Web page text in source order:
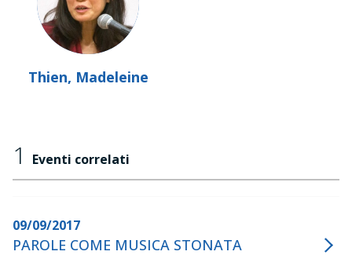
Thien, Madeleine
1 Eventi correlati
09/09/2017
PAROLE COME MUSICA STONATA